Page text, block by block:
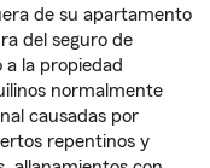
de su apartamento
del seguro de
la propiedad
normalmente
causadas por
repentinos y